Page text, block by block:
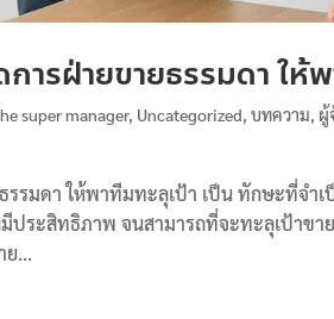
ารฝ่ายขายธรรมดา ให้
super manager, Uncategorized,บทความ, ผู้
รมดา ให้พาทีมทะลุเป้า เป็น ทักษะที่จำ
ประสิทธิภาพ จนสามารถที่จะทะลุเป้าขา
ย...